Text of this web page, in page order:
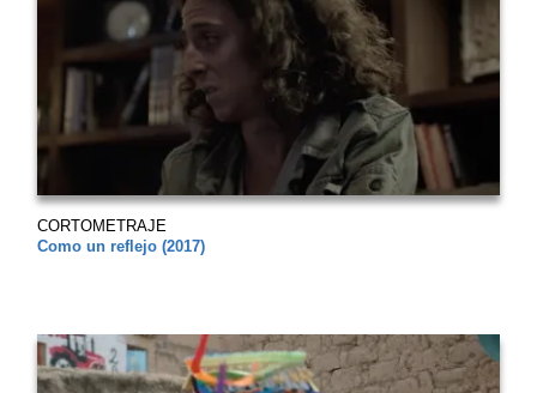
CORTOMETRAJE
Como un reflejo (2017)